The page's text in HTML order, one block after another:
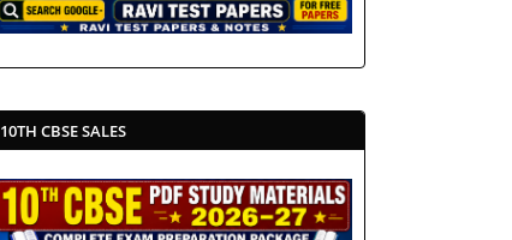
10TH CBSE SALES